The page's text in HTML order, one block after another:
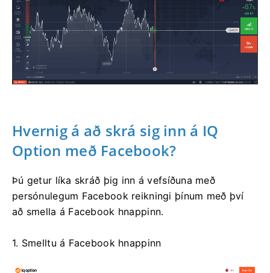
Hvernig á að skrá sig inn á IQ
Option með Facebook?
Þú getur líka skráð þig inn á vefsíðuna með
persónulegum Facebook reikningi þínum með því
að smella á Facebook hnappinn.
1. Smelltu á Facebook hnappinn